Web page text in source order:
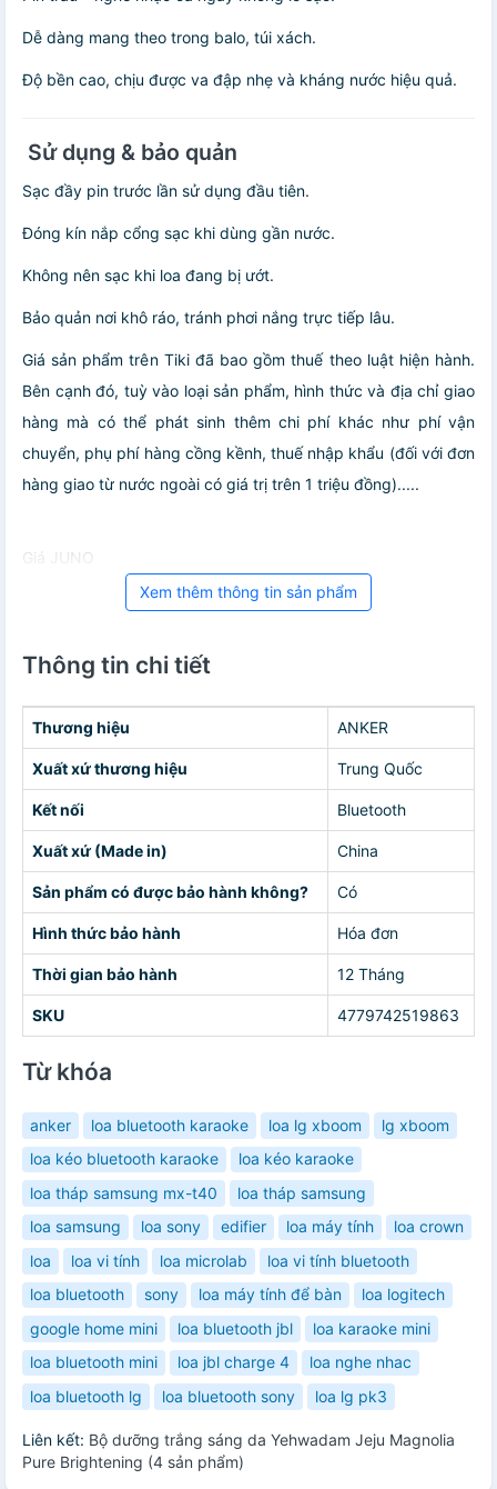
Dễ dàng mang theo trong balo, túi xách.
Độ bền cao, chịu được va đập nhẹ và kháng nước hiệu quả.
Sử dụng & bảo quản
Sạc đầy pin trước lần sử dụng đầu tiên.
Đóng kín nắp cổng sạc khi dùng gần nước.
Không nên sạc khi loa đang bị ướt.
Bảo quản nơi khô ráo, tránh phơi nắng trực tiếp lâu.
Giá sản phẩm trên Tiki đã bao gồm thuế theo luật hiện hành.
Bên cạnh đó, tuỳ vào loại sản phẩm, hình thức và địa chỉ giao
hàng mà có thể phát sinh thêm chi phí khác như phí vận
chuyển, phụ phí hàng cồng kềnh, thuế nhập khẩu (đối với đơn
hàng giao từ nước ngoài có giá trị trên 1 triệu đồng).....
Giá JUNO
Xem thêm thông tin sản phẩm
Thông tin chi tiết
Thương hiệu ANKER
Xuất xứ thương hiệu Trung Quốc
Kết nối Bluetooth
Xuất xứ (Made in) China
Sản phẩm có được bảo hành không? Có
Hình thức bảo hành Hóa đơn
Thời gian bảo hành 12 Tháng
SKU 4779742519863
Từ khóa
anker loa bluetooth karaoke loa lg xboom
lg xboom
loa kéo bluetooth karaoke
loa kéo karaoke
loa tháp samsung mx-t40
loa tháp samsung
loa samsung
loa sony edifier loa máy tính
loa crown
loa
loa vi tính loa microlab
loa vi tính bluetooth
loa bluetooth
sony loa máy tính để bàn
loa logitech
google home mini
loa bluetooth jbl
loa karaoke mini
loa bluetooth mini
loa jbl charge 4
loa nghe nhac
loa bluetooth lg
loa bluetooth sony loa lg pk3
Liên kết: Bộ dưỡng trắng sáng da Yehwadam Jeju Magnolia
Pure Brightening (4 sản phẩm)